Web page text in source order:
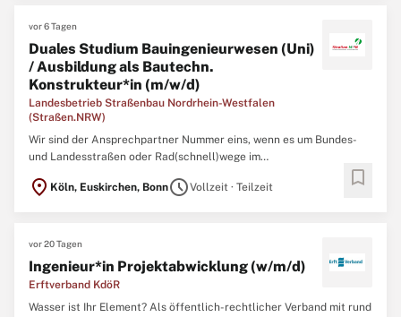
vor 6 Tagen
Duales Studium Bauingenieurwesen (Uni)
/ Ausbildung als Bautechn.
Konstrukteur*in (m/w/d)
Landesbetrieb Straßenbau Nordrhein-Westfalen
(Straßen.NRW)
Wir sind der Ansprechpartner Nummer eins, wenn es um Bundes-
und Landesstraßen oder Rad(schnell)wege im
bevölkerungsreichsten Bundesland geht. Wir sind Straßen.NRW. Ein
zentraler, moderner Mobilitätsdienstleister, der jedoch im ganzen
location_on Köln, Euskirchen, BonnscheduleVollzeit · Teilzeit bookmark
vor 20 Tagen
Ingenieur*in Projektabwicklung (w/m/d)
Erftverband KdöR
Wasser ist Ihr Element? Als öffentlich-rechtlicher Verband mit rund